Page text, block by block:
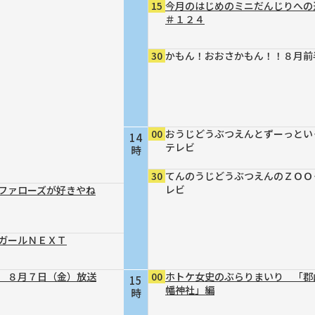
ァローズが好きやね
ールＮＥＸＴ
月７日（金）放送
14
時
15
時
15 今月のはじめのミニだんじりへ
＃１２４
30 かもん！おおさかもん！！８月
00 おうじどうぶつえんとずーっと
テレビ
30 てんのうじどうぶつえんのＺＯ
レビ
00 ホトケ女史のぶらりまいり 「郡
幡神社」編